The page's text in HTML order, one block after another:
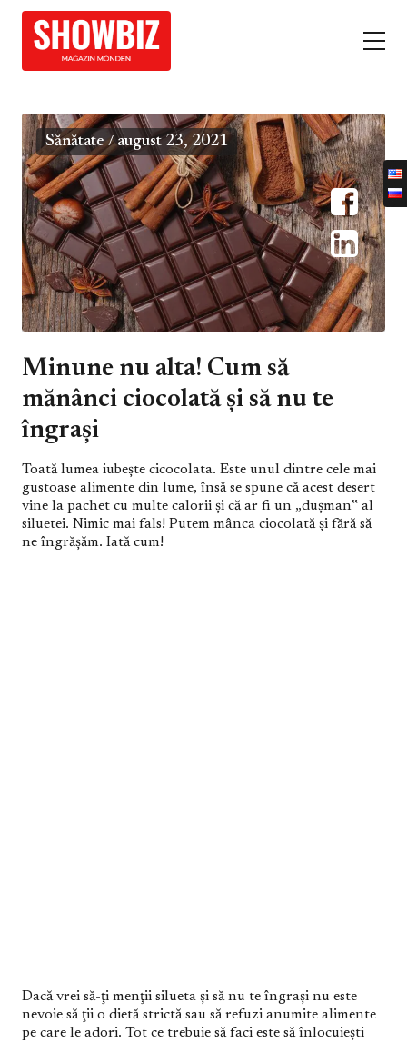
Sănătate /august 23, 2021
Minune nu alta! Cum să
mănânci ciocolată și să nu te
îngrași
Toată lumea iubeşte cicocolata. Este unul dintre cele mai
gustoase alimente din lume, însă se spune că acest desert
vine la pachet cu multe calorii şi că ar fi un „duşman‟ al
siluetei. Nimic mai fals! Putem mânca ciocolată şi fără să
ne îngrăşăm. Iată cum!
Dacă vrei să-ţi menţii silueta şi să nu te îngraşi nu este
nevoie să ţii o dietă strictă sau să refuzi anumite alimente
pe care le adori. Tot ce trebuie să faci este să înlocuieşti